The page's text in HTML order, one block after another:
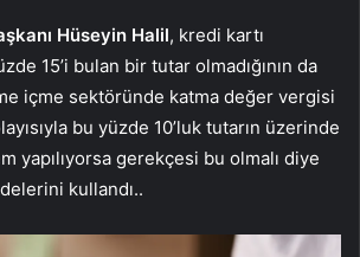
Hüseyin Halil, kredi kartı
15’i bulan bir tutar olmadığının da
içme sektöründe katma değer vergisi
bu yüzde 10’luk tutarın üzerinde
yapılıyorsa gerekçesi bu olmalı diye
kullandı..